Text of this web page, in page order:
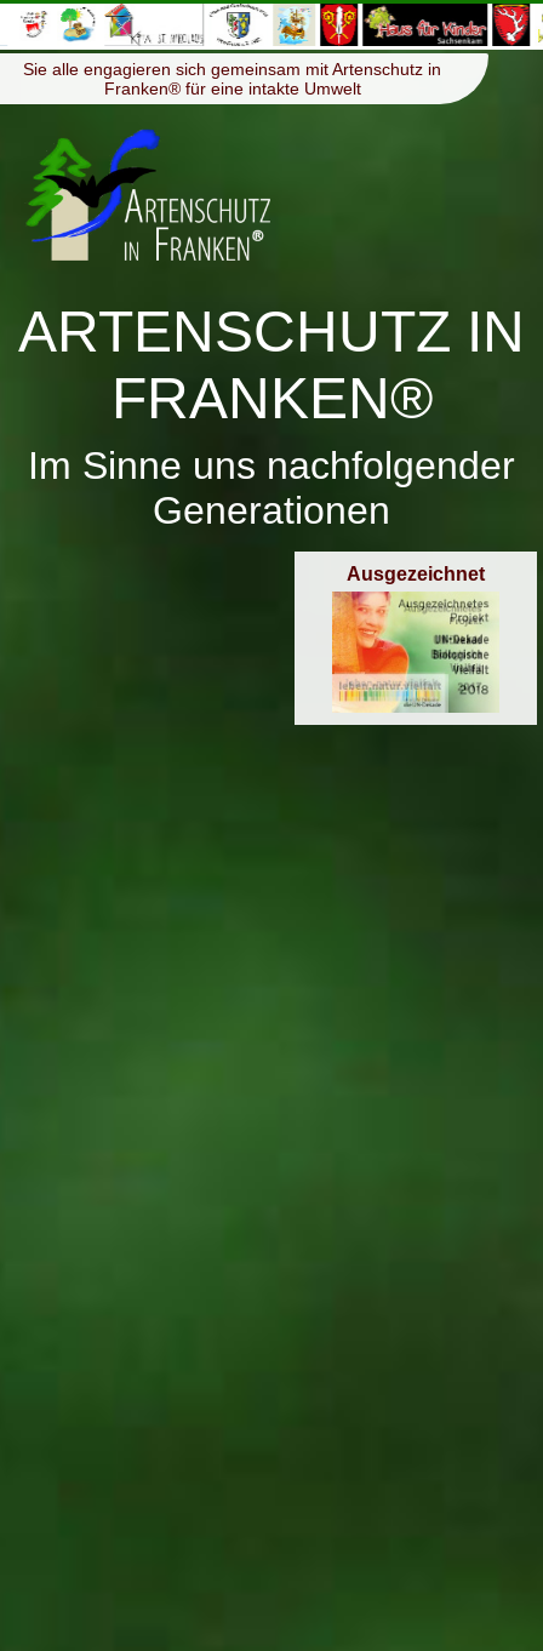
Menü ≡
Sie alle engagieren sich gemeinsam mit Artenschutz in
Franken® für eine intakte Umwelt
ARTENSCHUTZ IN
FRANKEN®
Im Sinne uns nachfolgender
Generationen
Ausgezeichnet